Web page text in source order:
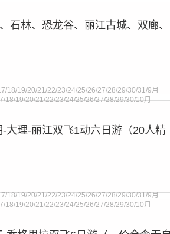
石林、恐龙谷、丽江古城、双廊、
18/19/20/21/22/23/24/25/26/27/28/29/30/31/9月
18/19/20/21/22/23/24/25/26/27/28/29/30/10月
-大理-丽江双飞1动六日游（20人精
18/19/20/21/22/23/24/25/26/27/28/29/30/31/9月
18/19/20/21/22/23/24/25/26/27/28/29/30/10月